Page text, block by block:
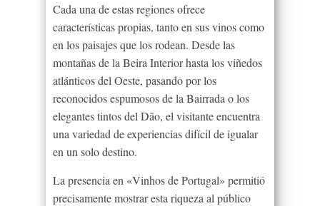
Cada una de estas regiones ofrece
características propias, tanto en sus vinos como
en los paisajes que los rodean. Desde las
montañas de la Beira Interior hasta los viñedos
atlánticos del Oeste, pasando por los
reconocidos espumosos de la Bairrada o los
elegantes tintos del Dão, el visitante encuentra
una variedad de experiencias difícil de igualar
en un solo destino.
La presencia en «Vinhos de Portugal» permitió
precisamente mostrar esta riqueza al público